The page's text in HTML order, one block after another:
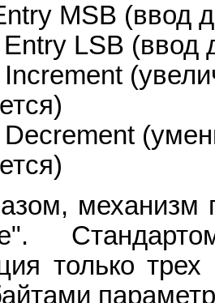
MSB (ввод
LSB
механизм
только